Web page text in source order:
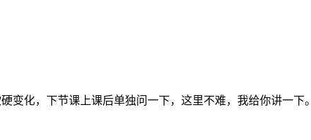
变化，下节课上课后单独问一下，这里不难，我给你讲一下。